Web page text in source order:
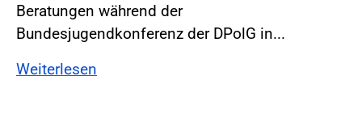
Beratungen während der
Bundesjugendkonferenz der DPolG in...
Weiterlesen